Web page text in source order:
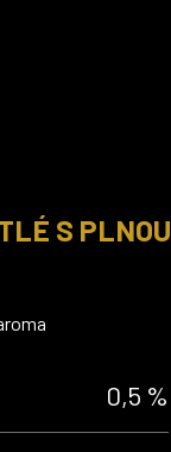
S PLNOU
0,5 %